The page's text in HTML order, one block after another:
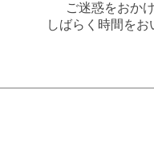
ご迷惑をおか
しばらく時間を